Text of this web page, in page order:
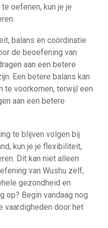
oefenen, kun je je
balans en coördinatie
de beoefening van
aan een betere
Een betere balans kan
te voorkomen, terwijl een
aan een betere
te blijven volgen bij
kun je je flexibiliteit,
Dit kan niet alleen
van Wushu zelf,
gezondheid en
op? Begin vandaag nog
vaardigheden door het